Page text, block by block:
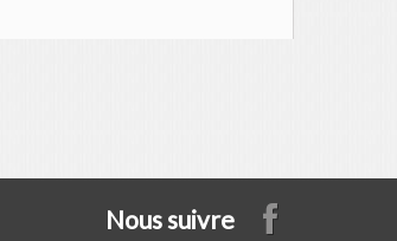
Nous suivre